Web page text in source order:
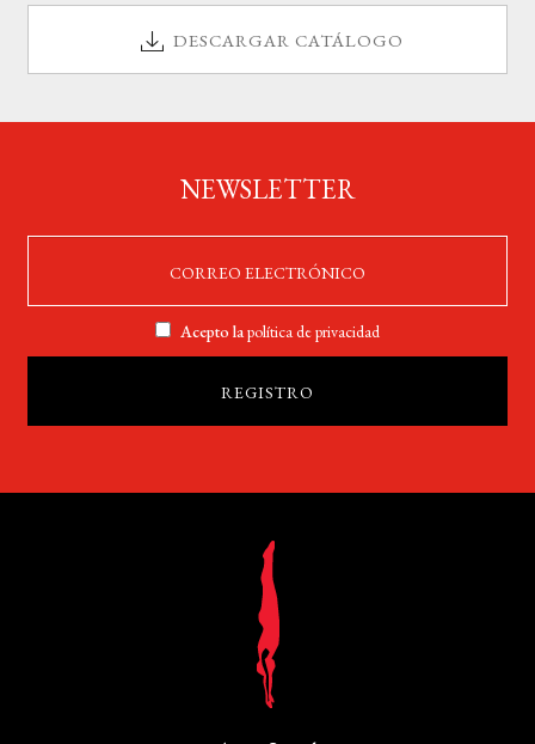
DESCARGAR CATÁLOGO
NEWSLETTER
Acepto lapolítica de privacidad